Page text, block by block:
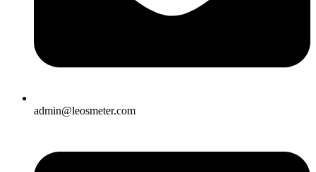
admin@leosmeter.com